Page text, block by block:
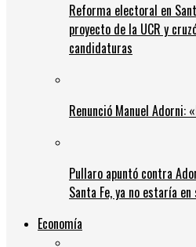
Reforma electoral en
proyecto de la UCR y
candidaturas
Renunció Manuel
Pullaro apuntó contra
Santa Fe, ya no estaría en
Economía